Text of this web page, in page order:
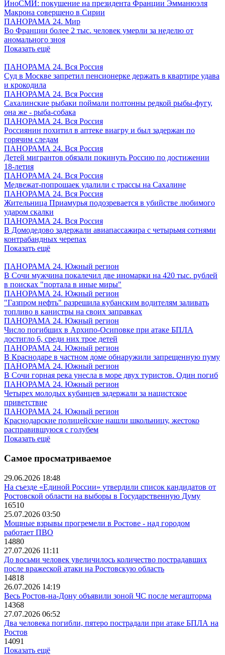
ИноСМИ: покушение на президента Франции Эмманюэля
Макрона совершено в Сирии
ПАНОРАМА 24. Мир
Во Франции более 2 тыс. человек умерли за неделю от
аномального зноя
Показать ещё
ПАНОРАМА 24. Вся Россия
Суд в Москве запретил пенсионерке держать в квартире удава
и крокодила
ПАНОРАМА 24. Вся Россия
Сахалинские рыбаки поймали полтонны редкой рыбы-фугу,
она же - рыба-собака
ПАНОРАМА 24. Вся Россия
Россиянин похитил в аптеке виагру и был задержан по
горячим следам
ПАНОРАМА 24. Вся Россия
Детей мигрантов обязали покинуть Россию по достижении
18-летия
ПАНОРАМА 24. Вся Россия
Медвежат-попрошаек удалили с трассы на Сахалине
ПАНОРАМА 24. Вся Россия
Жительница Приамурья подозревается в убийстве любимого
ударом скалки
ПАНОРАМА 24. Вся Россия
В Домодедово задержали авиапассажира с четырьмя сотнями
контрабандных черепах
Показать ещё
ПАНОРАМА 24. Южный регион
В Сочи мужчина покалечил две иномарки на 420 тыс. рублей
в поисках "портала в иные миры"
ПАНОРАМА 24. Южный регион
"Газпром нефть" разрешила кубанским водителям заливать
топливо в канистры на своих заправках
ПАНОРАМА 24. Южный регион
Число погибших в Архипо-Осиповке при атаке БПЛА
достигло 6, среди них трое детей
ПАНОРАМА 24. Южный регион
В Краснодаре в частном доме обнаружили запрещенную пуму
ПАНОРАМА 24. Южный регион
В Сочи горная река унесла в море двух туристов. Один погиб
ПАНОРАМА 24. Южный регион
Четырех молодых кубанцев задержали за нацистское
приветствие
ПАНОРАМА 24. Южный регион
Краснодарские полицейские нашли школьницу, жестоко
расправившуюся с голубем
Показать ещё
Самое просматриваемое
29.06.2026 18:48
На съезде «Единой России» утвердили список кандидатов от
Ростовской области на выборы в Государственную Думу
16510
25.07.2026 03:50
Мощные взрывы прогремели в Ростове - над городом
работает ПВО
14880
27.07.2026 11:11
До восьми человек увеличилось количество пострадавших
после вражеской атаки на Ростовскую область
14818
26.07.2026 14:19
Весь Ростов-на-Дону объявили зоной ЧС после мегашторма
14368
27.07.2026 06:52
Два человека погибли, пятеро пострадали при атаке БПЛА на
Ростов
14091
Показать ещё